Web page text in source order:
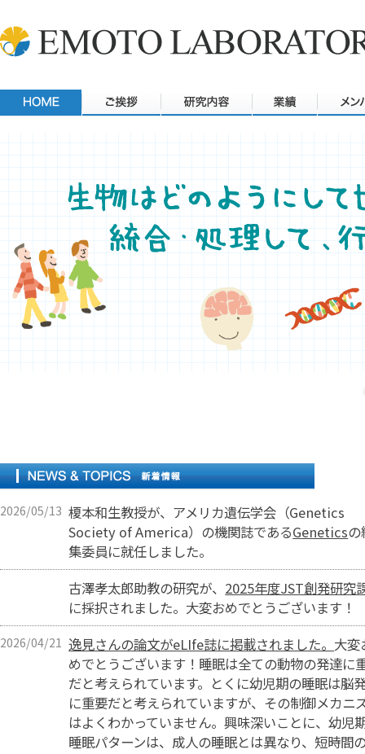
2026/05/13 榎本和生教授が、アメリカ遺伝学会（Genetics
Society of America）の機関誌であるGenetics
集委員に就任しました。
古澤孝太郎助教の研究が、 2025年度JST創発研究
に採択されました。大変おめでとうございます！
2026/04/21 逸見さんの論文がeLIfe誌に掲載されました。 大変
めでとうございます！睡眠は全ての動物の発達に
だと考えられています。とくに幼児期の睡眠は脳
に重要だと考えられていますが、その制御メカニ
はよくわかっていません。興味深いことに、幼児
睡眠パターンは、成人の睡眠とは異なり、短時間